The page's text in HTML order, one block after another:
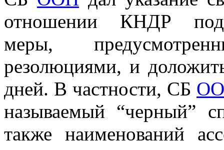
отношении КНДР
меры,
резолюциями, и
дней. В частности, СБ
называемый “черный”
также наименований